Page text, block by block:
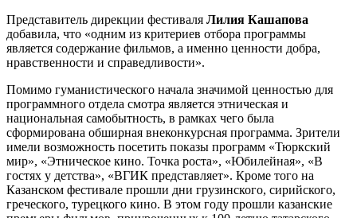
Представитель дирекции фестиваля Лилия Кашапова
добавила, что «одним из критериев отбора программы
является содержание фильмов, а именно ценности добра,
нравственности и справедливости».
Помимо гуманистического начала значимой ценностью для
программного отдела смотра является этническая и
национальная самобытность, в рамках чего была
сформирована обширная внеконкурсная программа. Зрители
имели возможность посетить показы программ «Тюркский
мир», «Этническое кино. Точка роста», «Юбилейная», «В
гостях у детства», «ВГИК представляет». Кроме того на
Казанском фестивале прошли дни грузинского, сирийского,
греческого, турецкого кино. В этом году прошли казанские